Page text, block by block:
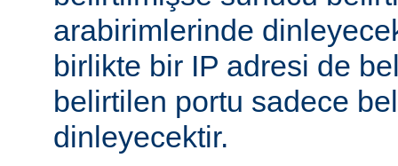
arabirimlerinde
birlikte bir IP adresi de
belirtilen portu sadece
dinleyecektir.